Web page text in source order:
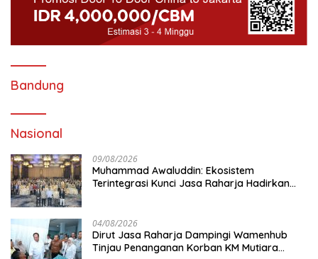
Bandung
Nasional
09/08/2026
Muhammad Awaluddin: Ekosistem
Terintegrasi Kunci Jasa Raharja Hadirkan
04/08/2026
Dirut Jasa Raharja Dampingi Wamenhub
Tinjau Penanganan Korban KM Mutiara